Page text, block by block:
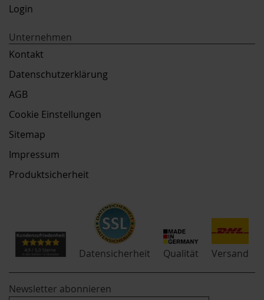
Login
Unternehmen
Kontakt
Datenschutzerklärung
AGB
Cookie Einstellungen
Sitemap
Impressum
Produktsicherheit
Datensicherheit Qualität Versand
Newsletter abonnieren